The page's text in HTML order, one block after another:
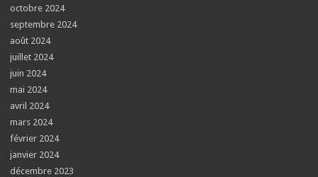
octobre 2024
septembre 2024
août 2024
juillet 2024
juin 2024
mai 2024
avril 2024
mars 2024
février 2024
janvier 2024
décembre 2023